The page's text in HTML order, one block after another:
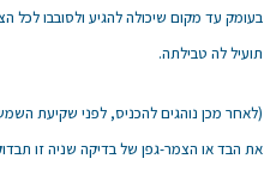
בעומק עד מקום שיכולה להגיע ולסובבו לכל
תועיל לה טבילתה.
(לאחר מכן נוהגים להכניס, לפני שקיעת
את הבד או הצמר-גפן של בדיקה שניה זו